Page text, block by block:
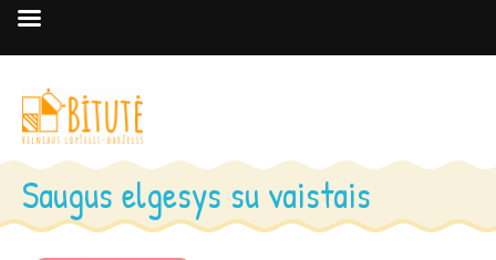
Saugus elgesys su vaistais